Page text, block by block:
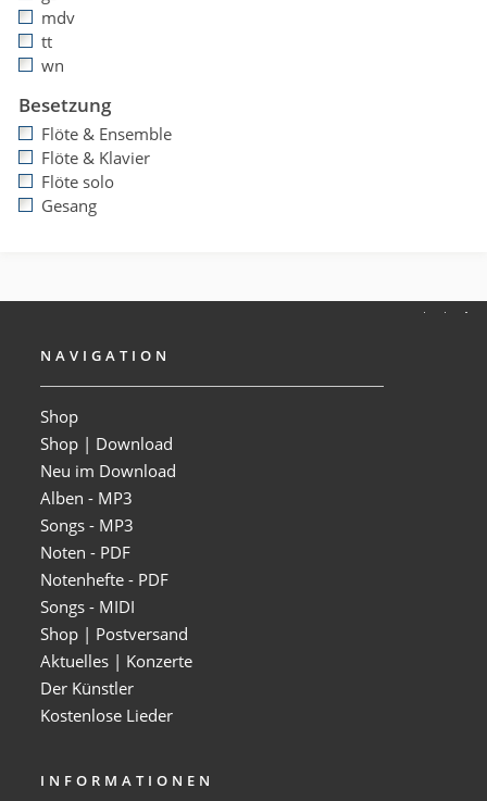
mdv
tt
wn
Besetzung
Flöte & Ensemble
Flöte & Klavier
Flöte solo
Gesang
NAVIGATION
Shop
Shop | Download
Neu im Download
Alben - MP3
Songs - MP3
Noten - PDF
Notenhefte - PDF
Songs - MIDI
Shop | Postversand
Aktuelles | Konzerte
Der Künstler
Kostenlose Lieder
INFORMATIONEN